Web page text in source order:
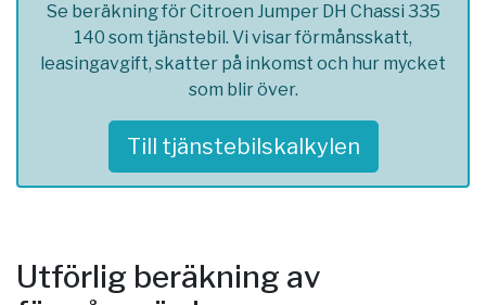
Se beräkning för Citroen Jumper DH Chassi 335
140 som tjänstebil. Vi visar förmånsskatt,
leasingavgift, skatter på inkomst och hur mycket
som blir över.
Till tjänstebilskalkylen
Utförlig beräkning av